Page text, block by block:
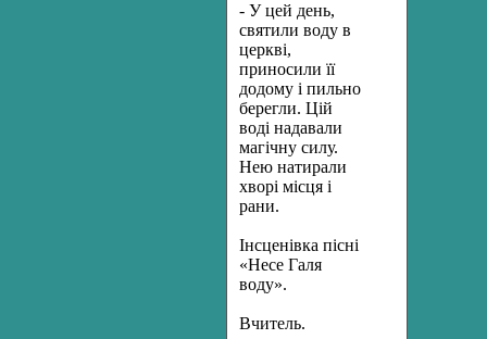
- У цей день,
святили воду в
церкві,
приносили її
додому і пильно
берегли. Цій
воді надавали
магічну силу.
Нею натирали
хворі місця і
рани.
Інсценівка пісні
«Несе Галя
воду».
Вчитель.